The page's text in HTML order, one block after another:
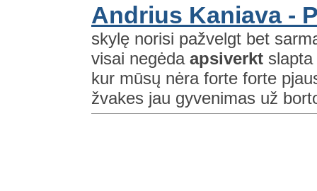
Andrius Kaniava -
skylę norisi pažvelgt bet
visai negėda apsiverkt
kur mūsų nėra forte forte
žvakes jau gyvenimas už